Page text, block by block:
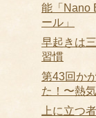
能「Nano
ール」
早起きは
習慣
第43回か
た！〜熱
上に立つ